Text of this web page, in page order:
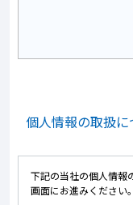
個人情報の取扱に
下記の当社の個人情報
画面にお進みください。